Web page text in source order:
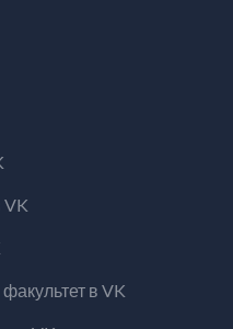
VK
в VK